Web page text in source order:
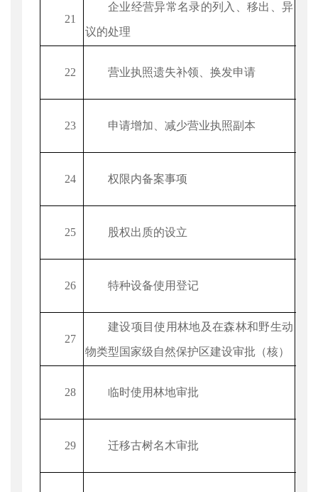
21
企业经营异常名录的列入、移出、异
议的处理
22 营业执照遗失补领、换发申请
23 申请增加、减少营业执照副本
24 权限内备案事项
25 股权出质的设立
26 特种设备使用登记
27
建设项目使用林地及在森林和野生动
物类型国家级自然保护区建设审批（核）
28 临时使用林地审批
29 迁移古树名木审批